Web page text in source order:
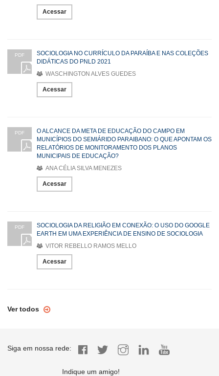
Acessar
PDF
SOCIOLOGIA NO CURRÍCULO DA PARAÍBA E NAS COLEÇÕES
DIDÁTICAS DO PNLD 2021
WASCHINGTON ALVES GUEDES
Acessar
PDF
O ALCANCE DA META DE EDUCAÇÃO DO CAMPO EM
MUNICÍPIOS DO SEMIÁRIDO PARAIBANO: O QUE APONTAM OS
RELATÓRIOS DE MONITORAMENTO DOS PLANOS
MUNICIPAIS DE EDUCAÇÃO?
ANA CÉLIA SILVA MENEZES
Acessar
PDF
SOCIOLOGIA DA RELIGIÃO EM CONEXÃO: O USO DO GOOGLE
EARTH EM UMA EXPERIÊNCIA DE ENSINO DE SOCIOLOGIA
VITOR REBELLO RAMOS MELLO
Acessar
Ver todos
Siga em nossa rede:
Indique um amigo!